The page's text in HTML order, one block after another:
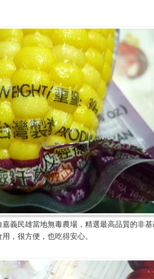
義民雄當地無毒農場，精選最高品質的非
，很方便，也吃得安心。